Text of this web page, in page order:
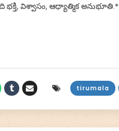
విశ్వాసం, ఆధ్యాత్మిక అనుభూతి.*
tirumala